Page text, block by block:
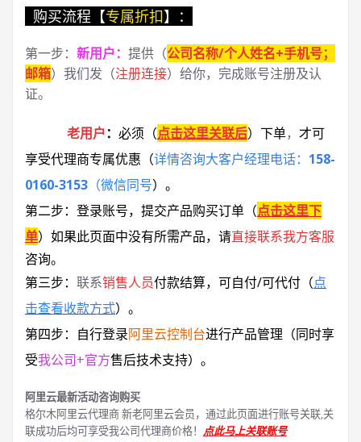
购买流程【专属折扣】：
第一步： 新用户： 提供（公司名称/个人姓名+手机号；
邮箱）我们发（注册连接）给你，完成账号注册及认
证。
老用户： 必须 （点击这里关联后） 下单， 才可
享受代理商专属优惠 （详情咨询大客户经理电话： 158-
0160-3153 （微信同号） 。
第二步：登录账号，提交产品购买订单（点击这里下
单） 如果此页面中没有所需产品，请直接联系我方客服
咨询。
第三步： 联系销售人员付款结算，可自付/可代付（点
击查看收款方式）。
第四步：自行登录阿里云控制台进行产品管理（同时享
受我公司+官方售后技术支持）。
阿里云最新活动咨询购买
格尔木阿里云代理商 新老阿里云会员，通过此页面进行账号关联,关
联成功后均可享受我公司代理商价格！ 点此马上关联账号